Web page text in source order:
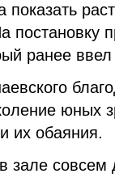
показать
постановку
ранее
юных
их обаяния.
зале совсем